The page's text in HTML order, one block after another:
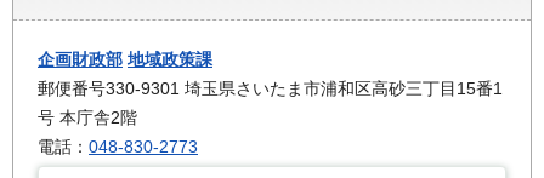
企画財政部 地域政策課
郵便番号330-9301 埼玉県さいたま市浦和区高砂三丁目15番1
号 本庁舎2階
電話： 048-830-2773